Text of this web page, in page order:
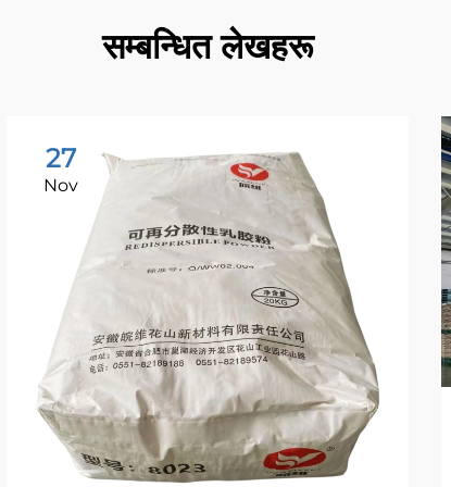
सम्बन्धित लेखहरू
27
Nov